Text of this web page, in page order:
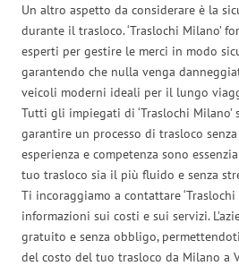
Un altro aspetto da considerare è la
durante il trasloco. ‘Traslochi Milano’
esperti per gestire le merci in modo
garantendo che nulla venga
veicoli moderni ideali per il lungo
Tutti gli impiegati di ‘Traslochi
garantire un processo di trasloco
esperienza e competenza sono
tuo trasloco sia il più fluido e senza
Ti incoraggiamo a contattare
informazioni sui costi e sui servizi.
gratuito e senza obbligo,
del costo del tuo trasloco da Milano a